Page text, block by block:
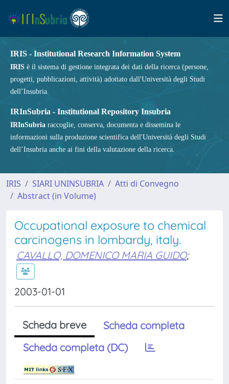
IRIS - Institutional Research Information System
IRIS è il sistema di gestione integrata dei dati della ricerca (persone,
progetti, pubblicazioni, attività) adottato dall'Università degli Studi
dell’Insubria.
IRInSubria - Institutional Repository Insubria
IRInSubria raccoglie, conserva, documenta e dissemina le
informazioni sulla produzione scientifica dell'Università degli Studi
dell’Insubria anche ai fini della valutazione della ricerca.
IRIS SIARI UNINSUBRIA
Atti di Convegno
Abstract (in Volume)
Occupational exposure to chemical
carcinogens in lombardy, italy.
CAVALLO, DOMENICO MARIA GUIDO;
2003-01-01
Scheda breve
Scheda completa
Scheda completa (DC)